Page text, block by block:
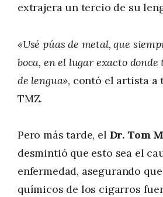
extrajera un tercio de su
«Usé púas de metal, que
boca, en el lugar exacto
de lengua», contó el artista a
TMZ.
Pero más tarde, el Dr. Tom
desmintió que esto sea el
enfermedad, asegurando
químicos de los cigarros